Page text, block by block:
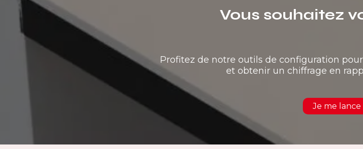
Vous souhaitez
Profitez de notre outils de configuration
et obtenir un chiffrage en
Je me lance